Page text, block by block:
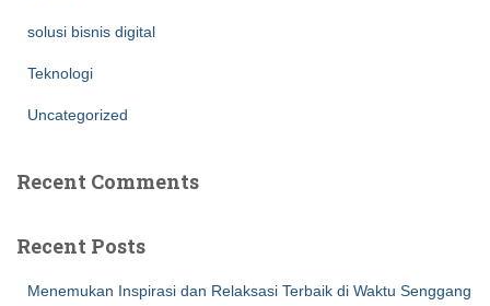
solusi bisnis digital
Teknologi
Uncategorized
Recent Comments
Recent Posts
Menemukan Inspirasi dan Relaksasi Terbaik di Waktu Senggang